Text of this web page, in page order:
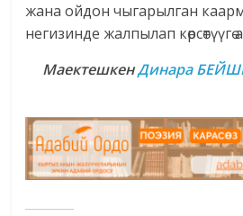
жана ойдон чыгарылган
негизинде жалпылап
Маектешкен Динара